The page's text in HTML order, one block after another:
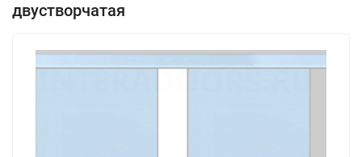
двустворчатая